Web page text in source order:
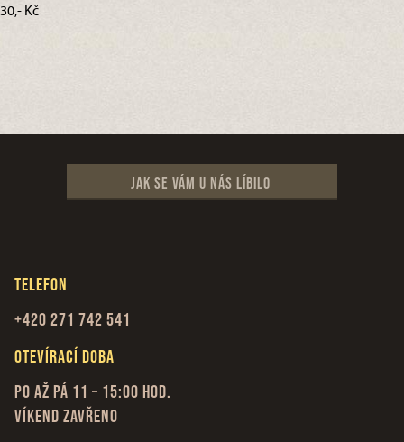
30,- Kč
Jak se vám u nás líbilo
Telefon
+420 271 742 541
Otevírací doba
Po až Pá 11 – 15:00 hod.
Víkend zavřeno